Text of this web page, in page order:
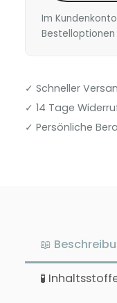
Im
✓ Schneller
✓ 14 Tage
✓ Persönliche
📖
🧪